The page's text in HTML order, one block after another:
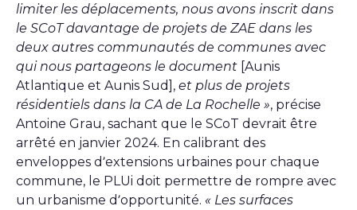
limiter les déplacements, nous avons inscrit dans
le SCoT davantage de projets de ZAE dans les
deux autres communautés de communes avec
qui nous partageons le document [Aunis
Atlantique et Aunis Sud], et plus de projets
résidentiels dans la CA de La Rochelle », précise
Antoine Grau, sachant que le SCoT devrait être
arrêté en janvier 2024. En calibrant des
enveloppes d’extensions urbaines pour chaque
commune, le PLUi doit permettre de rompre avec
un urbanisme d’opportunité. « Les surfaces